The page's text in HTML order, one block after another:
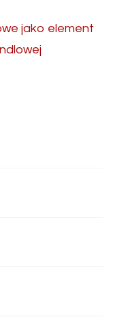
jako element